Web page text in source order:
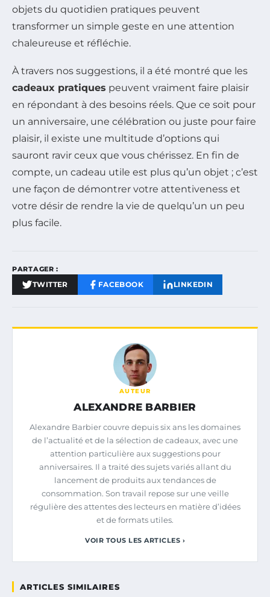
objets du quotidien pratiques peuvent
transformer un simple geste en une attention
chaleureuse et réfléchie.
À travers nos suggestions, il a été montré que les
cadeaux pratiques peuvent vraiment faire plaisir
en répondant à des besoins réels. Que ce soit pour
un anniversaire, une célébration ou juste pour faire
plaisir, il existe une multitude d’options qui
sauront ravir ceux que vous chérissez. En fin de
compte, un cadeau utile est plus qu’un objet ; c’est
une façon de démontrer votre attentiveness et
votre désir de rendre la vie de quelqu’un un peu
plus facile.
PARTAGER :
TWITTER FACEBOOK LINKEDIN
AUTEUR
ALEXANDRE BARBIER
Alexandre Barbier couvre depuis six ans les domaines
de l’actualité et de la sélection de cadeaux, avec une
attention particulière aux suggestions pour
anniversaires. Il a traité des sujets variés allant du
lancement de produits aux tendances de
consommation. Son travail repose sur une veille
régulière des attentes des lecteurs en matière d’idées
et de formats utiles.
VOIR TOUS LES ARTICLES ›
ARTICLES SIMILAIRES